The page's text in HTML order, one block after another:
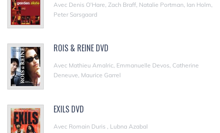
Avec Denis O'Hare, Zach Braff, Natalie Portman, Ian Holm,
Peter Sarsgaard
ROIS & REINE DVD
Avec Mathieu Amalric, Emmanuelle Devos, Catherine
Deneuve, Maurice Garrel
EXILS DVD
Avec Romain Duris , Lubna Azabal